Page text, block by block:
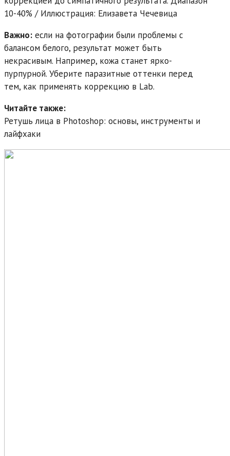
10-40% / Иллюстрация: Елизавета Чечевица
Важно: если на фотографии были проблемы с
балансом белого, результат может быть
некрасивым. Например, кожа станет ярко-
пурпурной. Уберите паразитные оттенки перед
тем, как применять коррекцию в Lab.
Читайте также:
Ретушь лица в Photoshop: основы, инструменты и
лайфхаки